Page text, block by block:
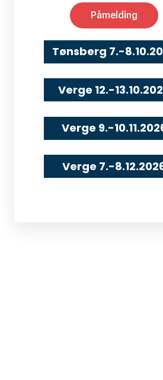
Påmelding
Tønsberg 7.-
Verge 12.-
Verge 9.-
Verge 7.-